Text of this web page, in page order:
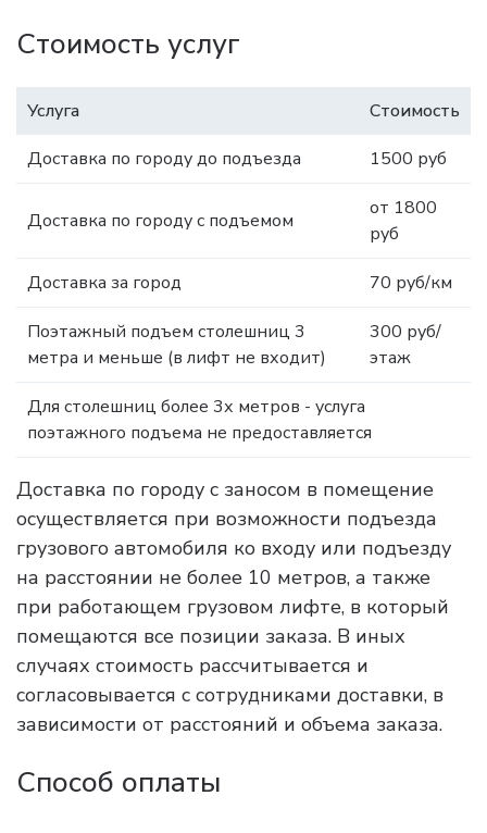
Стоимость услуг
Услуга
Стоимость
Доставка по городу до подъезда
1500 руб
Доставка по городу с подъемом
от 1800
руб
Доставка за город 70 руб/км
Поэтажный подъем столешниц 3
метра и меньше (в лифт не входит)
300 руб/
этаж
Для столешниц более 3х метров - услуга
поэтажного подъема не предоставляется
Доставка по городу с заносом в помещение
осуществляется при возможности подъезда
грузового автомобиля ко входу или подъезду
на расстоянии не более 10 метров, а также
при работающем грузовом лифте, в который
помещаются все позиции заказа. В иных
случаях стоимость рассчитывается и
согласовывается с сотрудниками доставки, в
зависимости от расстояний и объема заказа.
Способ оплаты